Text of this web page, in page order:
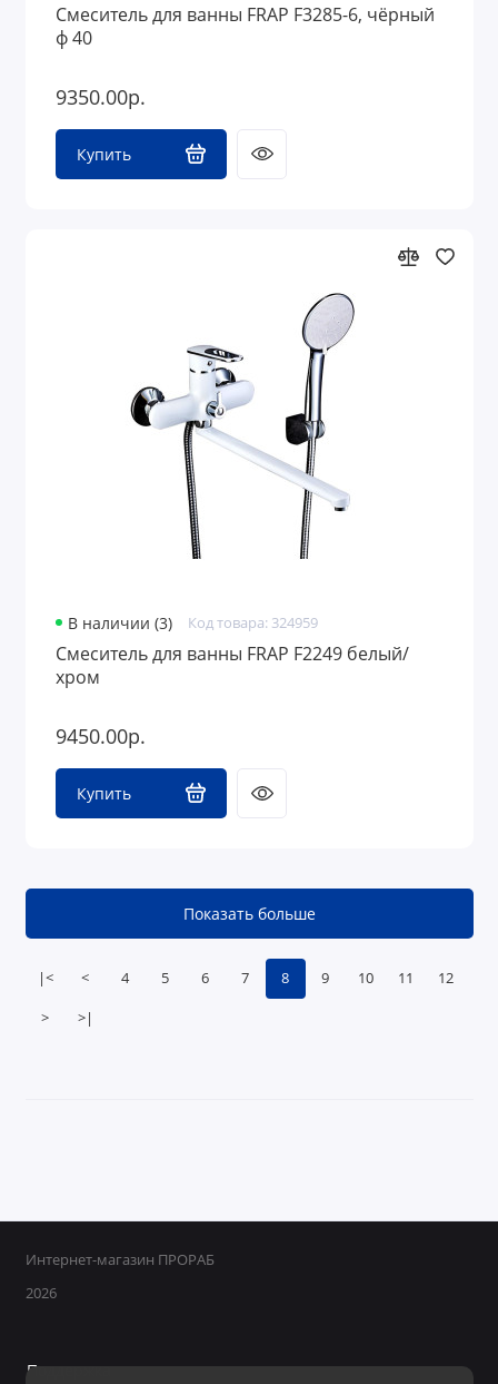
Смеситель для ванны FRAP F3285-6, чёрный
ф 40
9350.00р.
Купить
В наличии (3) Код товара: 324959
Смеситель для ванны FRAP F2249 белый/
хром
9450.00р.
Купить
|< < 4 5 6 7 8 9 10 11 12
> >|
Показать больше
Интернет-магазин ПРОРАБ
2026
Поддержка